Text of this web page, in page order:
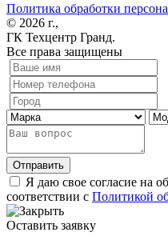
Политика обработки
© 2026 г.,
ГК Техцентр Гранд.
Все права защищены
Отправить
Я даю свое согласие на
соответствии с Политикой
Оставить заявку